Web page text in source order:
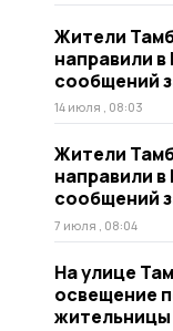
Жители
направили в
сообщений
14 июля , 08:03
Жители
направили
сообщений
7 июля , 08:04
На улице
освещение
жительницы